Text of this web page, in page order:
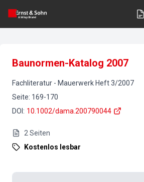
Baunormen-Katalog 2007
Fachliteratur - Mauerwerk Heft3/2007
Seite: 169-170
DOI : 10.1002/dama.200790044
2 Seiten
Kostenlos lesbar